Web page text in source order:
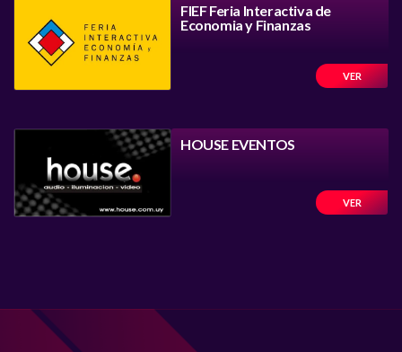
FIEF Feria Interactiva de
Economia y Finanzas
VER
HOUSE EVENTOS
VER